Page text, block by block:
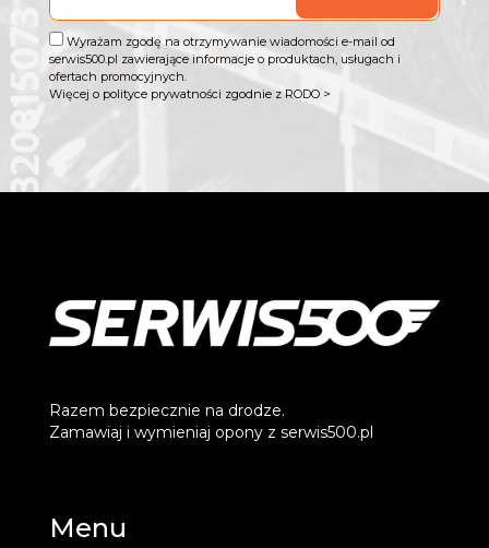
Wyrażam zgodę na otrzymywanie wiadomości e-mail od
serwis500.pl zawierające informacje o produktach, usługach i
ofertach promocyjnych.
Więcej o polityce prywatności zgodnie z RODO >
Razem bezpiecznie na drodze.
Zamawiaj i wymieniaj opony z serwis500.pl
Menu